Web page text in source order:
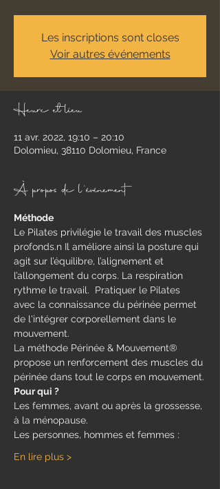
Les inscriptions sont closes
Voir autres événements
Heure et lieu
11 avr. 2022, 19:10 – 20:10
Dolomieu, 38110 Dolomieu, France
À propos de l'événement
Méthode
​Le Pilates privilégie le travail des muscles
profonds.n Il améliore ainsi la posture qui
agit sur l’équilibre, l’alignement et
l’allongement du corps. La respiration
rythme le travail.  Pratiquer le Pilates
avec la connaissance du périnée permet
de l'intégrer corporellement dans le
mouvement.
La méthode Périnée & Mouvement®
propose un renforcement des muscles du
périnée dans tout le corps en mouvement.​
Pour qui ?
Les femmes, avant ou après la grossesse,
à la ménopause.
Les personnes, hommes et femmes :
En lire plus >